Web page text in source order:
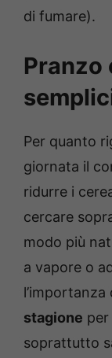
di fumare).
Pranzo
Per quanto
giornata il
ridurre i
cercare
modo più
a vapore o
stagione
soprattutto